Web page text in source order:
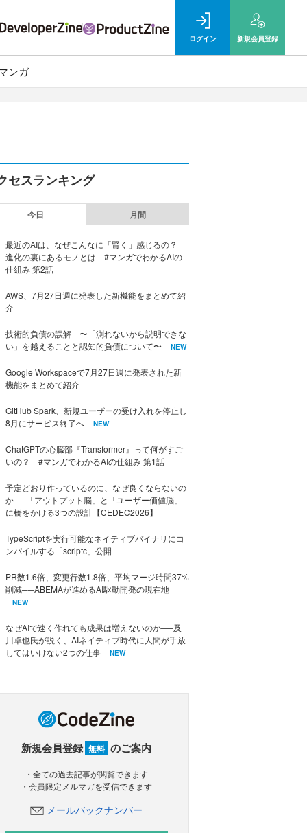
ログイン 新規会員登録
ンガ
セスランキング
今日 月間
最近のAIは、なぜこんなに「賢く」感じるの？
進化の裏にあるモノとは #マンガでわかるAIの
仕組み 第2話
AWS、7月27日週に発表した新機能をまとめて紹
介
技術的負債の誤解 〜「測れないから説明できな
い」を越えることと認知的負債について〜
NEW
Google Workspaceで7月27日週に発表された新
機能をまとめて紹介
GitHub Spark、新規ユーザーの受け入れを停止し
8月にサービス終了へ
NEW
ChatGPTの心臓部『Transformer』って何がすご
いの？ #マンガでわかるAIの仕組み 第1話
予定どおり作っているのに、なぜ良くならないの
か──「アウトプット脳」と「ユーザー価値脳」
に橋をかける3つの設計【CEDEC2026】
TypeScriptを実行可能なネイティブバイナリにコ
ンパイルする「scriptc」公開
PR数1.6倍、変更行数1.8倍、平均マージ時間37%
削減──ABEMAが進めるAI駆動開発の現在地
NEW
なぜAIで速く作れても成果は増えないのか──及
川卓也氏が説く、AIネイティブ時代に人間が手放
してはいけない2つの仕事
NEW
新規会員登録 無料 のご案内
・全ての過去記事が閲覧できます
・会員限定メルマガを受信できます
メールバックナンバー